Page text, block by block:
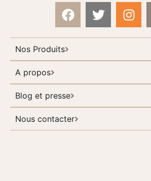
Nos Produits
A propos
Blog et presse
Nous contacter